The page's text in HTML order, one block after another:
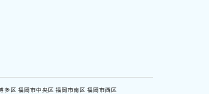
多区 福岡市中央区 福岡市南区 福岡市西区